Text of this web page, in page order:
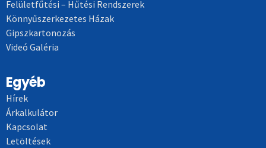
Felületfűtési – Hűtési Rendszerek
Könnyűszerkezetes Házak
Gipszkartonozás
Videó Galéria
Egyéb
Hírek
Árkalkulátor
Kapcsolat
Letöltések